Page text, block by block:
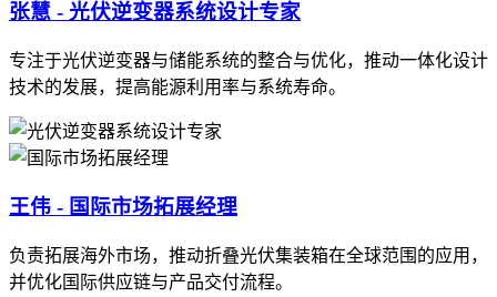
张慧 - 光伏逆变器系统设计专家
专注于光伏逆变器与储能系统的整合与优化，推动一体化设计
技术的发展，提高能源利用率与系统寿命。
王伟 - 国际市场拓展经理
负责拓展海外市场，推动折叠光伏集装箱在全球范围的应用，
并优化国际供应链与产品交付流程。